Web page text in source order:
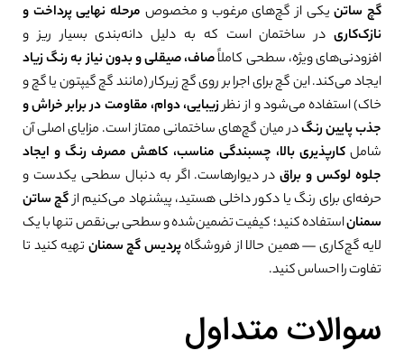
گچ ساتنیکی از گچ‌های مرغوب و مخصوص مرحله نهایی پرداخت و
نازک‌کاری در ساختمان است که به دلیل دانه‌بندی بسیار ریز و
افزودنی‌های ویژه، سطحی کاملاًصاف، صیقلی و بدون نیاز به رنگ زیاد
ایجاد می‌کند. این گچ برای اجرا بر روی گچ زیرکار (مانند گچ گیپتون یا گچ و
خاک) استفاده می‌شود و از نظرزیبایی، دوام، مقاومت در برابر خراش و
جذب پایین رنگدر میان گچ‌های ساختمانی ممتاز است. مزایای اصلی آن
شاملکارپذیری بالا، چسبندگی مناسب، کاهش مصرف رنگ و ایجاد
جلوه لوکس و براقدر دیوارهاست. اگر به دنبال سطحی یکدست و
حرفه‌ای برای رنگ یا دکور داخلی هستید، پیشنهاد می‌کنیم ازگچ ساتن
سمناناستفاده کنید؛ کیفیت تضمین‌شده و سطحی بی‌نقص تنها با یک
لایه گچ‌کاری — همین حالا از فروشگاهپردیس گچ سمنان تهیه کنید تا
تفاوت را احساس کنید.
سوالات متداول
0%